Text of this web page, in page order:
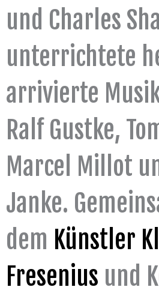
und Charles
unterrichtete
arrivierte
Ralf Gustke,
Marcel Millot
Janke.
dem Künstler
Fresenius und